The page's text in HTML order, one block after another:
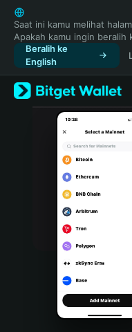
English
日本語
Tiếng Việt
Русский
Español (Latinoamérica)
Türkçe
Italiano
Português (Portugal)
Bahasa Indonesia
Português (Brasil)
Español (Argentina)
Saat ini kamu melihat
Apakah kamu ingin beralih
Beralih ke
English